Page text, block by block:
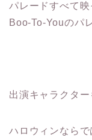
パレードすべて
Boo-To-Youのパ
出演キャラクター
ハロウィンなら